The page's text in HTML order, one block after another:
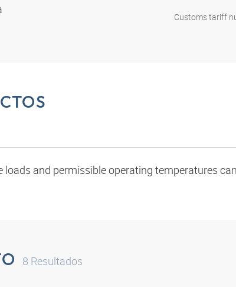
Customs tariff
and permissible operating temperatures
8 Resultados